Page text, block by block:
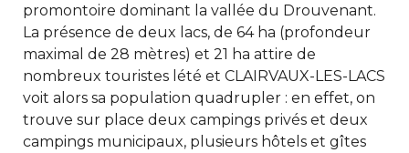
promontoire dominant la vallée du Drouvenant.
La présence de deux lacs, de 64 ha (profondeur
maximal de 28 mètres) et 21 ha attire de
nombreux touristes lété et CLAIRVAUX-LES-LACS
voit alors sa population quadrupler : en effet, on
trouve sur place deux campings privés et deux
campings municipaux, plusieurs hôtels et gîtes